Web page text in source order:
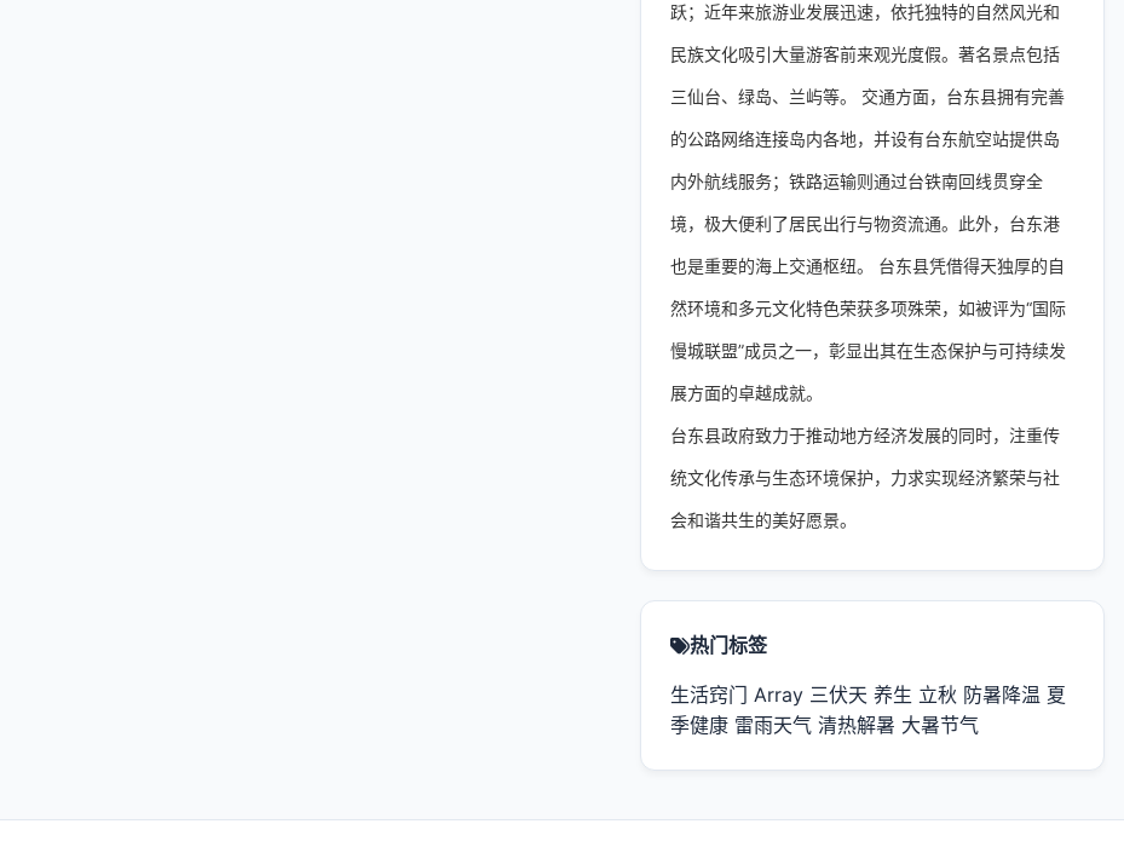
跃；近年来旅游业发展迅速，依托独特的自然风光和
民族文化吸引大量游客前来观光度假。著名景点包括
三仙台、绿岛、兰屿等。 交通方面，台东县拥有完善
的公路网络连接岛内各地，并设有台东航空站提供岛
内外航线服务；铁路运输则通过台铁南回线贯穿全
境，极大便利了居民出行与物资流通。此外，台东港
也是重要的海上交通枢纽。 台东县凭借得天独厚的自
然环境和多元文化特色荣获多项殊荣，如被评为“国际
慢城联盟”成员之一，彰显出其在生态保护与可持续发
展方面的卓越成就。
台东县政府致力于推动地方经济发展的同时，注重传
统文化传承与生态环境保护，力求实现经济繁荣与社
会和谐共生的美好愿景。
热门标签
生活窍门 Array 三伏天 养生 立秋 防暑降温 夏
季健康 雷雨天气 清热解暑 大暑节气